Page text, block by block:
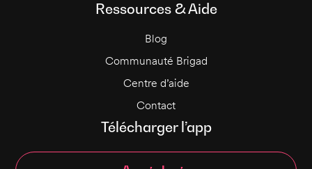
Ressources & Aide
Blog
Communauté Brigad
Centre d’aide
Contact
Télécharger l’app